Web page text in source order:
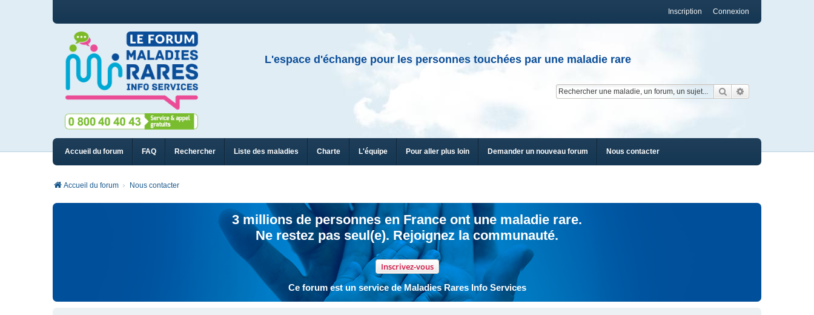
Connexion
Inscription
L'espace d'échange pour les personnes touchées par une maladie rare
Rechercher
Accueil du forum FAQ Rechercher Liste des maladies Charte L'équipe Pour aller plus loin Demander un nouveau forum Nous contacter
Accueil du forum Nous contacter
3 millions de personnes en France ont une maladie rare.
Ne restez pas seul(e). Rejoignez la communauté.
Inscrivez-vous
Ce forum est un service de Maladies Rares Info Services